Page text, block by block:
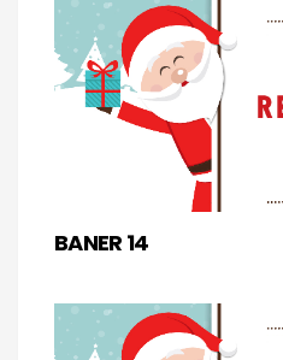
BANER 14